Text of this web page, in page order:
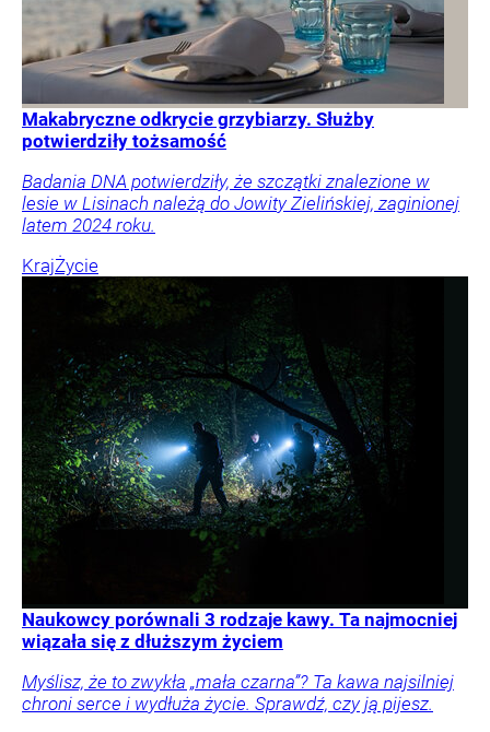
Makabryczne odkrycie grzybiarzy. Służby
potwierdziły tożsamość
Badania DNA potwierdziły, że szczątki znalezione w
lesie w Lisinach należą do Jowity Zielińskiej, zaginionej
latem 2024 roku.
KrajŻycie
Naukowcy porównali 3 rodzaje kawy. Ta najmocniej
wiązała się z dłuższym życiem
Myślisz, że to zwykła „mała czarna”? Ta kawa najsilniej
chroni serce i wydłuża życie. Sprawdź, czy ją pijesz.